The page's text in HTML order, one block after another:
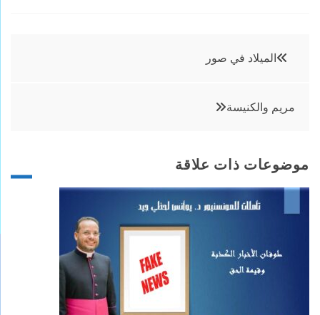
تصفّح
الميلاد في صور
مريم والكنيسة
موضوعات ذات علاقة